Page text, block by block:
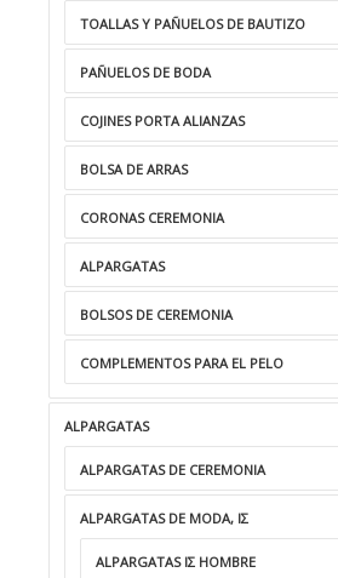
TOALLAS Y PAÑUELOS DE BAUTIZO
PAÑUELOS DE BODA
COJINES PORTA ALIANZAS
BOLSA DE ARRAS
CORONAS CEREMONIA
ALPARGATAS
BOLSOS DE CEREMONIA
COMPLEMENTOS PARA EL PELO
ALPARGATAS
ALPARGATAS DE CEREMONIA
ALPARGATAS DE MODA, ΙΣ
ALPARGATAS ΙΣ HOMBRE